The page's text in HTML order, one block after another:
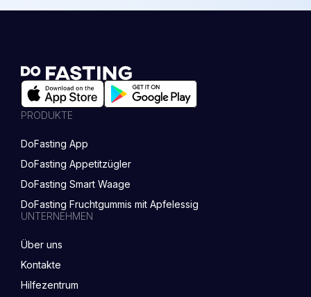
PRODUKTE
DoFasting App
DoFasting Appetitzügler
DoFasting Smart Waage
DoFasting Fruchtgummis mit Apfelessig
UNTERNEHMEN
Über uns
Kontakte
Hilfezentrum